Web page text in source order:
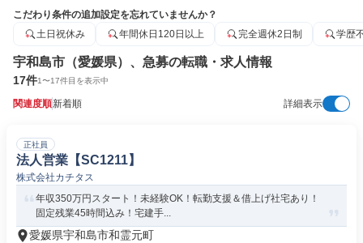
こだわり条件の追加設定を忘れていませんか？
土日祝休み
年間休日120日以上 完全週休2日制 学歴
宇和島市（愛媛県）、急募の転職・求人情報
17件1〜17件目を表示中
関連度順新着順 詳細表示
正社員
法人営業【SC1211】
株式会社カチタス
年収350万円スタート！未経験OK！転勤支援＆借上げ社宅あり！
固定残業45時間込み！宅建手...
愛媛県宇和島市和霊元町